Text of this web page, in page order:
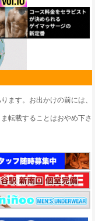
ます。お出かけの前には、
転載することはおやめ下さ